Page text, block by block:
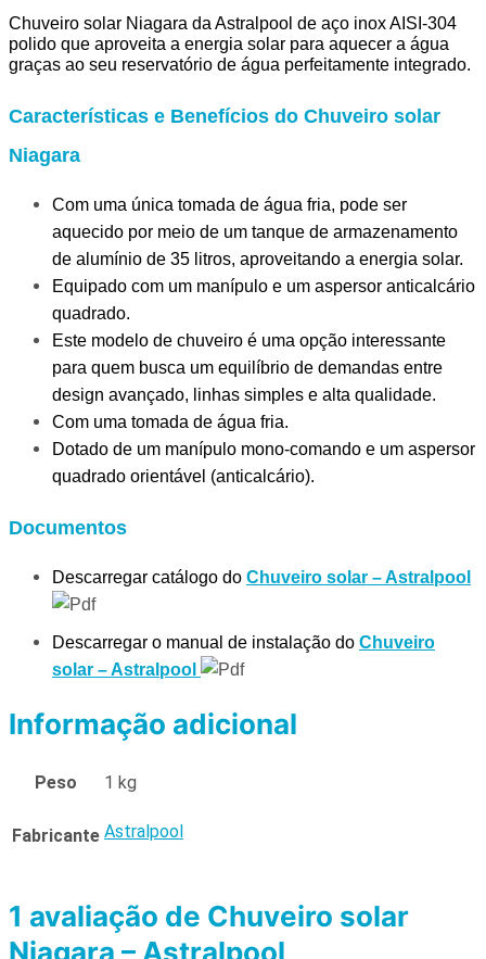
Chuveiro solar Niagara da Astralpool de aço inox AISI-304
polido que aproveita a energia solar para aquecer a água
graças ao seu reservatório de água perfeitamente integrado.
Características e Benefícios do Chuveiro solar
Niagara
Com uma única tomada de água fria, pode ser
aquecido por meio de um tanque de armazenamento
de alumínio de 35 litros, aproveitando a energia solar.
Equipado com um manípulo e um aspersor anticalcário
quadrado.
Este modelo de chuveiro é uma opção interessante
para quem busca um equilíbrio de demandas entre
design avançado, linhas simples e alta qualidade.
Com uma tomada de água fria.
Dotado de um manípulo mono-comando e um aspersor
quadrado orientável (anticalcário).
Documentos
Descarregar catálogo do Chuveiro solar – Astralpool
Descarregar o manual de instalação do Chuveiro
solar – Astralpool
Informação adicional
Peso 1 kg
Fabricante Astralpool
1 avaliação de Chuveiro solar
Niagara – Astralpool